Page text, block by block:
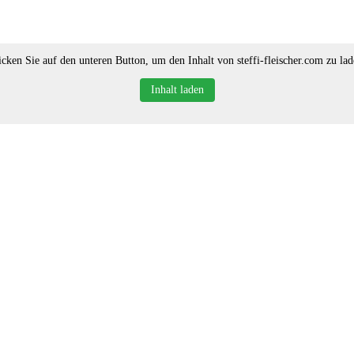
Sie auf den unteren Button, um den Inhalt von steffi-fleischer.com zu
Inhalt laden